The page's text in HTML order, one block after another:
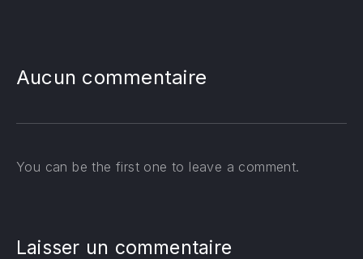
Aucun commentaire
You can be the first one to leave a comment.
Laisser un commentaire